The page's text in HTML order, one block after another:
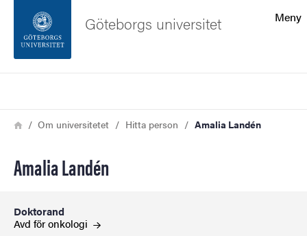
Sidfoten
Meny
Göteborgs universitet
Länkstig
HemOm universitetet Hitta person Amalia Landén
Amalia Landén
Doktorand
Avd föronkologi